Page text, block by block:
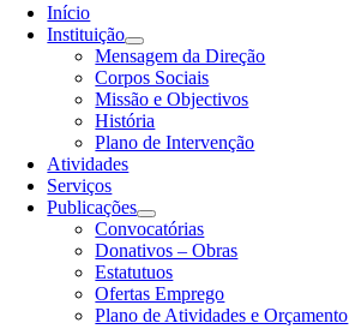
Início
Instituição
Mensagem da Direção
Corpos Sociais
Missão e Objectivos
História
Plano de Intervenção
Atividades
Serviços
Publicações
Convocatórias
Donativos – Obras
Estatutuos
Ofertas Emprego
Plano de Atividades e Orçamento